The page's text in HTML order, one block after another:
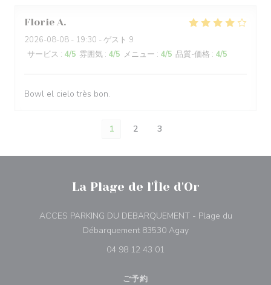
Florie A
2026-08-08 - 19:30 - ゲスト 9
サービス : 4/5 雰囲気 : 4/5 メニュー : 4/5 品質-価格 : 4/5
Bowl el cielo très bon.
1 2 3
La Plage de l'Île d'Or
ACCES PARKING DU DEBARQUEMENT - Plage du
Débarquement 83530 Agay((新しいウィンドウ
04 98 12 43 01
ご予約